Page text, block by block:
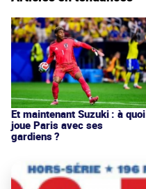
Et maintenant Suzuki : à quoi
joue Paris avec ses
gardiens ?